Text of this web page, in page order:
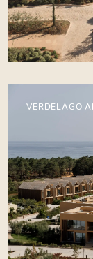
VERDELAGO